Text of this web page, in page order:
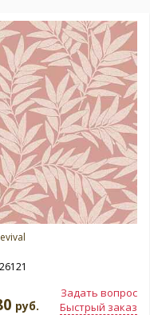
Задать вопрос
Быстрый заказ
руб.